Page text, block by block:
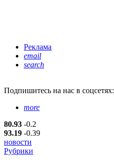
Реклама
email
search
Подпишитесь на нас в соцсетях:
more
80.93 -0.2
93.19 -0.39
новости
Рубрики